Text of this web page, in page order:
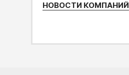
НОВОСТИ КОМПАНИЙ